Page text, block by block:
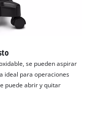
se pueden aspirar
ideal para operaciones
puede abrir y quitar